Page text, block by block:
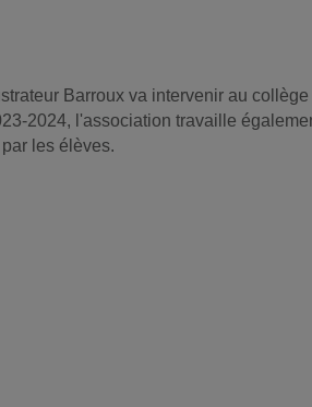
Barroux va intervenir au collège
2024, l'association travaille
les élèves.